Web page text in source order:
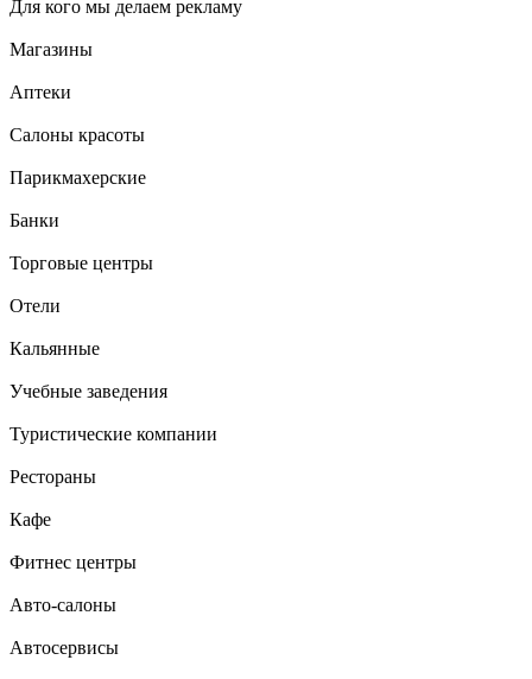
Для кого мы делаем рекламу
Магазины
Аптеки
Салоны красоты
Парикмахерские
Банки
Торговые центры
Отели
Кальянные
Учебные заведения
Туристические компании
Рестораны
Кафе
Фитнес центры
Авто-салоны
Автосервисы